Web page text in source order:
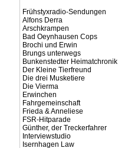
Frühstyxradio-Sendungen
Alfons Derra
Arschkrampen
Bad Oeynhausen Cops
Brochi und Erwin
Brungs unterwegs
Bunkenstedter Heimatchronik
Der Kleine Tierfreund
Die drei Musketiere
Die Vierma
Erwinchen
Fahrgemeinschaft
Frieda & Anneliese
FSR-Hitparade
Günther, der Treckerfahrer
Interviewstudio
Isernhagen Law